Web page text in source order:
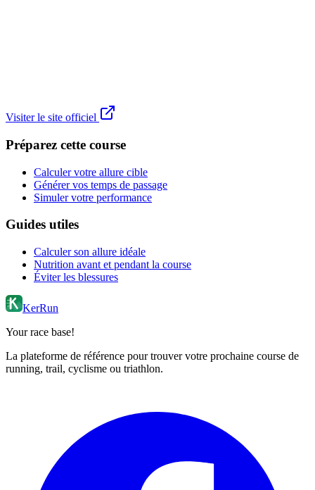
Visiter le site officiel
Préparez cette course
Calculer votre allure cible
Générer vos temps de passage
Simuler votre performance
Guides utiles
Calculer son allure idéale
Nutrition avant et pendant la course
Éviter les blessures
KerRun
Your race base!
La plateforme de référence pour trouver votre prochaine course de
running, trail, cyclisme ou triathlon.